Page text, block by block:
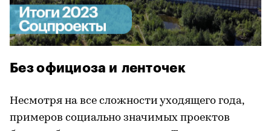
Без официоза и ленточек
Несмотря на все сложности уходящего года,
примеров социально значимых проектов